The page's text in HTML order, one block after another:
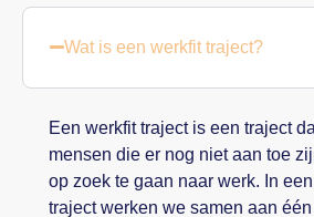
Wat is een werkfit traject?
Een werkfit traject is een traject
mensen die er nog niet aan toe
op zoek te gaan naar werk. In
traject werken we samen aan